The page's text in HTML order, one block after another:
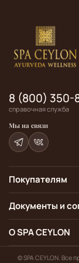
Покупателям
Документы и
О SPA CEYLON
8 (800) 350-
справочная служба
Мы на связи
© SPA CEYLON.